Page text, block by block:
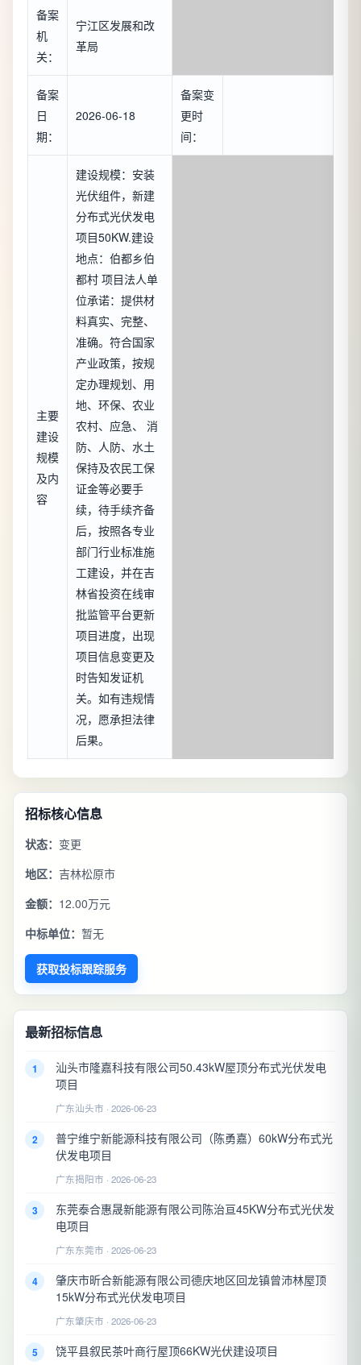
备案
机
关：
宁江区发展和改
革局
备案
日
期：
2026-06-18
备案变
更时
间：
主要
建设
规模
及内
容
建设规模：安装
光伏组件，新建
分布式光伏发电
项目50KW.建设
地点：伯都乡伯
都村 项目法人单
位承诺：提供材
料真实、完整、
准确。符合国家
产业政策，按规
定办理规划、用
地、环保、农业
农村、应急、 消
防、人防、水土
保持及农民工保
证金等必要手
续，待手续齐备
后，按照各专业
部门行业标准施
工建设，并在吉
林省投资在线审
批监管平台更新
项目进度，出现
项目信息变更及
时告知发证机
关。如有违规情
况，愿承担法律
后果。
招标核心信息
状态： 变更
地区： 吉林松原市
金额： 12.00万元
中标单位： 暂无
获取投标跟踪服务
最新招标信息
1
汕头市隆嘉科技有限公司50.43kW屋顶分布式光伏发电
项目
广东汕头市 · 2026-06-23
2
普宁维宁新能源科技有限公司（陈勇嘉）60kW分布式光
伏发电项目
广东揭阳市 · 2026-06-23
3
东莞泰合惠晟新能源有限公司陈治亘45KW分布式光伏发
电项目
广东东莞市 · 2026-06-23
4
肇庆市昕合新能源有限公司德庆地区回龙镇曾沛林屋顶
15kW分布式光伏发电项目
广东肇庆市 · 2026-06-23
5 饶平县叙民茶叶商行屋顶66KW光伏建设项目